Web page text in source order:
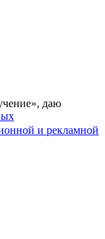
», даю
и рекламной